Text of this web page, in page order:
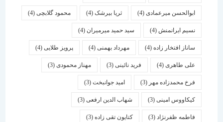
ابوالحسن میرعمادی(4) ثریا بیرشک(4) محمود گلابچی(4)
نسیم ایرانمنش(4) سید حمید میرمیران(4)
ساناز افتخار زاده(4) مهرداد بهمنی (4) پرویز طلایی(4)
علی طاهری(4) فرید نائینی(3) مهناز محمودی(3)
فرخ محمدزاده مهر(3) امید جوانبخت(3)
کیکاووس امینی(3) شهاب الدین ارفعی(3)
فاطمه ظفرنژاد(3) کتایون تقی زاده(3)